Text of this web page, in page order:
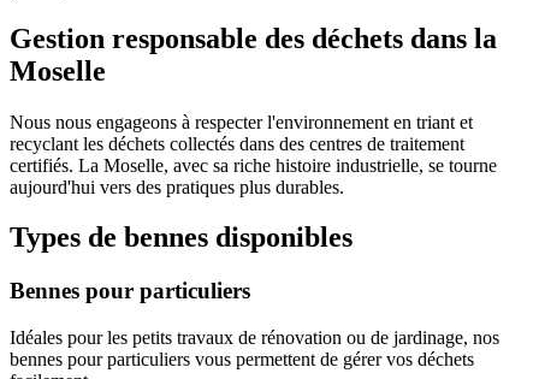
Gestion responsable des déchets dans la
Moselle
Nous nous engageons à respecter l'environnement en triant et
recyclant les déchets collectés dans des centres de traitement
certifiés. La Moselle, avec sa riche histoire industrielle, se tourne
aujourd'hui vers des pratiques plus durables.
Types de bennes disponibles
Bennes pour particuliers
Idéales pour les petits travaux de rénovation ou de jardinage, nos
bennes pour particuliers vous permettent de gérer vos déchets